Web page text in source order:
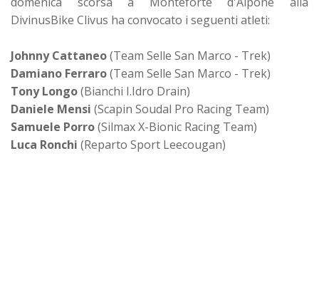
DivinusBike Clivus ha convocato i seguenti atleti:
Johnny Cattaneo(Team Selle San Marco - Trek)
Damiano Ferraro(Team Selle San Marco - Trek)
Tony Longo(Bianchi I.Idro Drain)
Daniele Mensi (Scapin Soudal Pro Racing Team)
Samuele Porro(Silmax X-Bionic Racing Team)
Luca Ronchi (Reparto Sport Leecougan)